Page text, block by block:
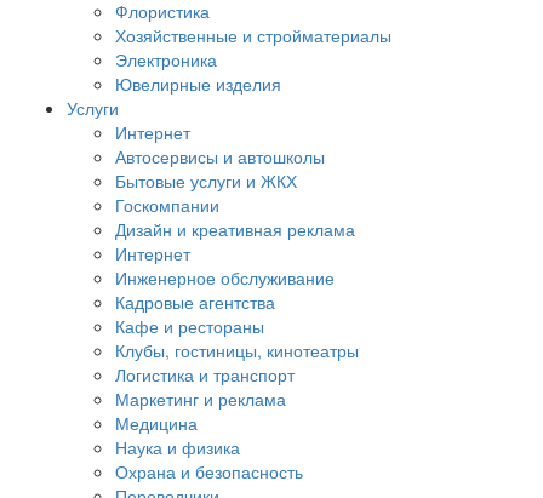
Флористика
Хозяйственные и стройматериалы
Электроника
Ювелирные изделия
Услуги
Интернет
Автосервисы и автошколы
Бытовые услуги и ЖКХ
Госкомпании
Дизайн и креативная реклама
Интернет
Инженерное обслуживание
Кадровые агентства
Кафе и рестораны
Клубы, гостиницы, кинотеатры
Логистика и транспорт
Маркетинг и реклама
Медицина
Наука и физика
Охрана и безопасность